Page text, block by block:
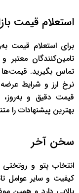
استعلام قیمت
برای استعلام قیمت
تامین‌کنندگان معتبر
تماس بگیرید. قیمت‌ها
نرخ ارز و شرایط
قیمت دقیق و
بهترین پیشنهادات را
سخن آخر
انتخاب پتو و
کیفیت و سایر عوامل